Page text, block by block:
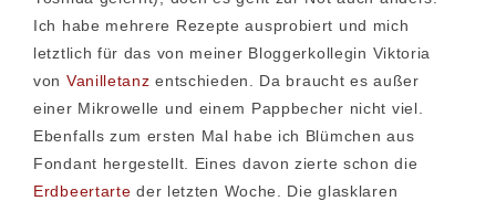
Ich habe mehrere Rezepte ausprobiert und mich
letztlich für das von meiner Bloggerkollegin Viktoria
von Vanilletanz entschieden. Da braucht es außer
einer Mikrowelle und einem Pappbecher nicht viel.
Ebenfalls zum ersten Mal habe ich Blümchen aus
Fondant hergestellt. Eines davon zierte schon die
Erdbeertarte der letzten Woche. Die glasklaren